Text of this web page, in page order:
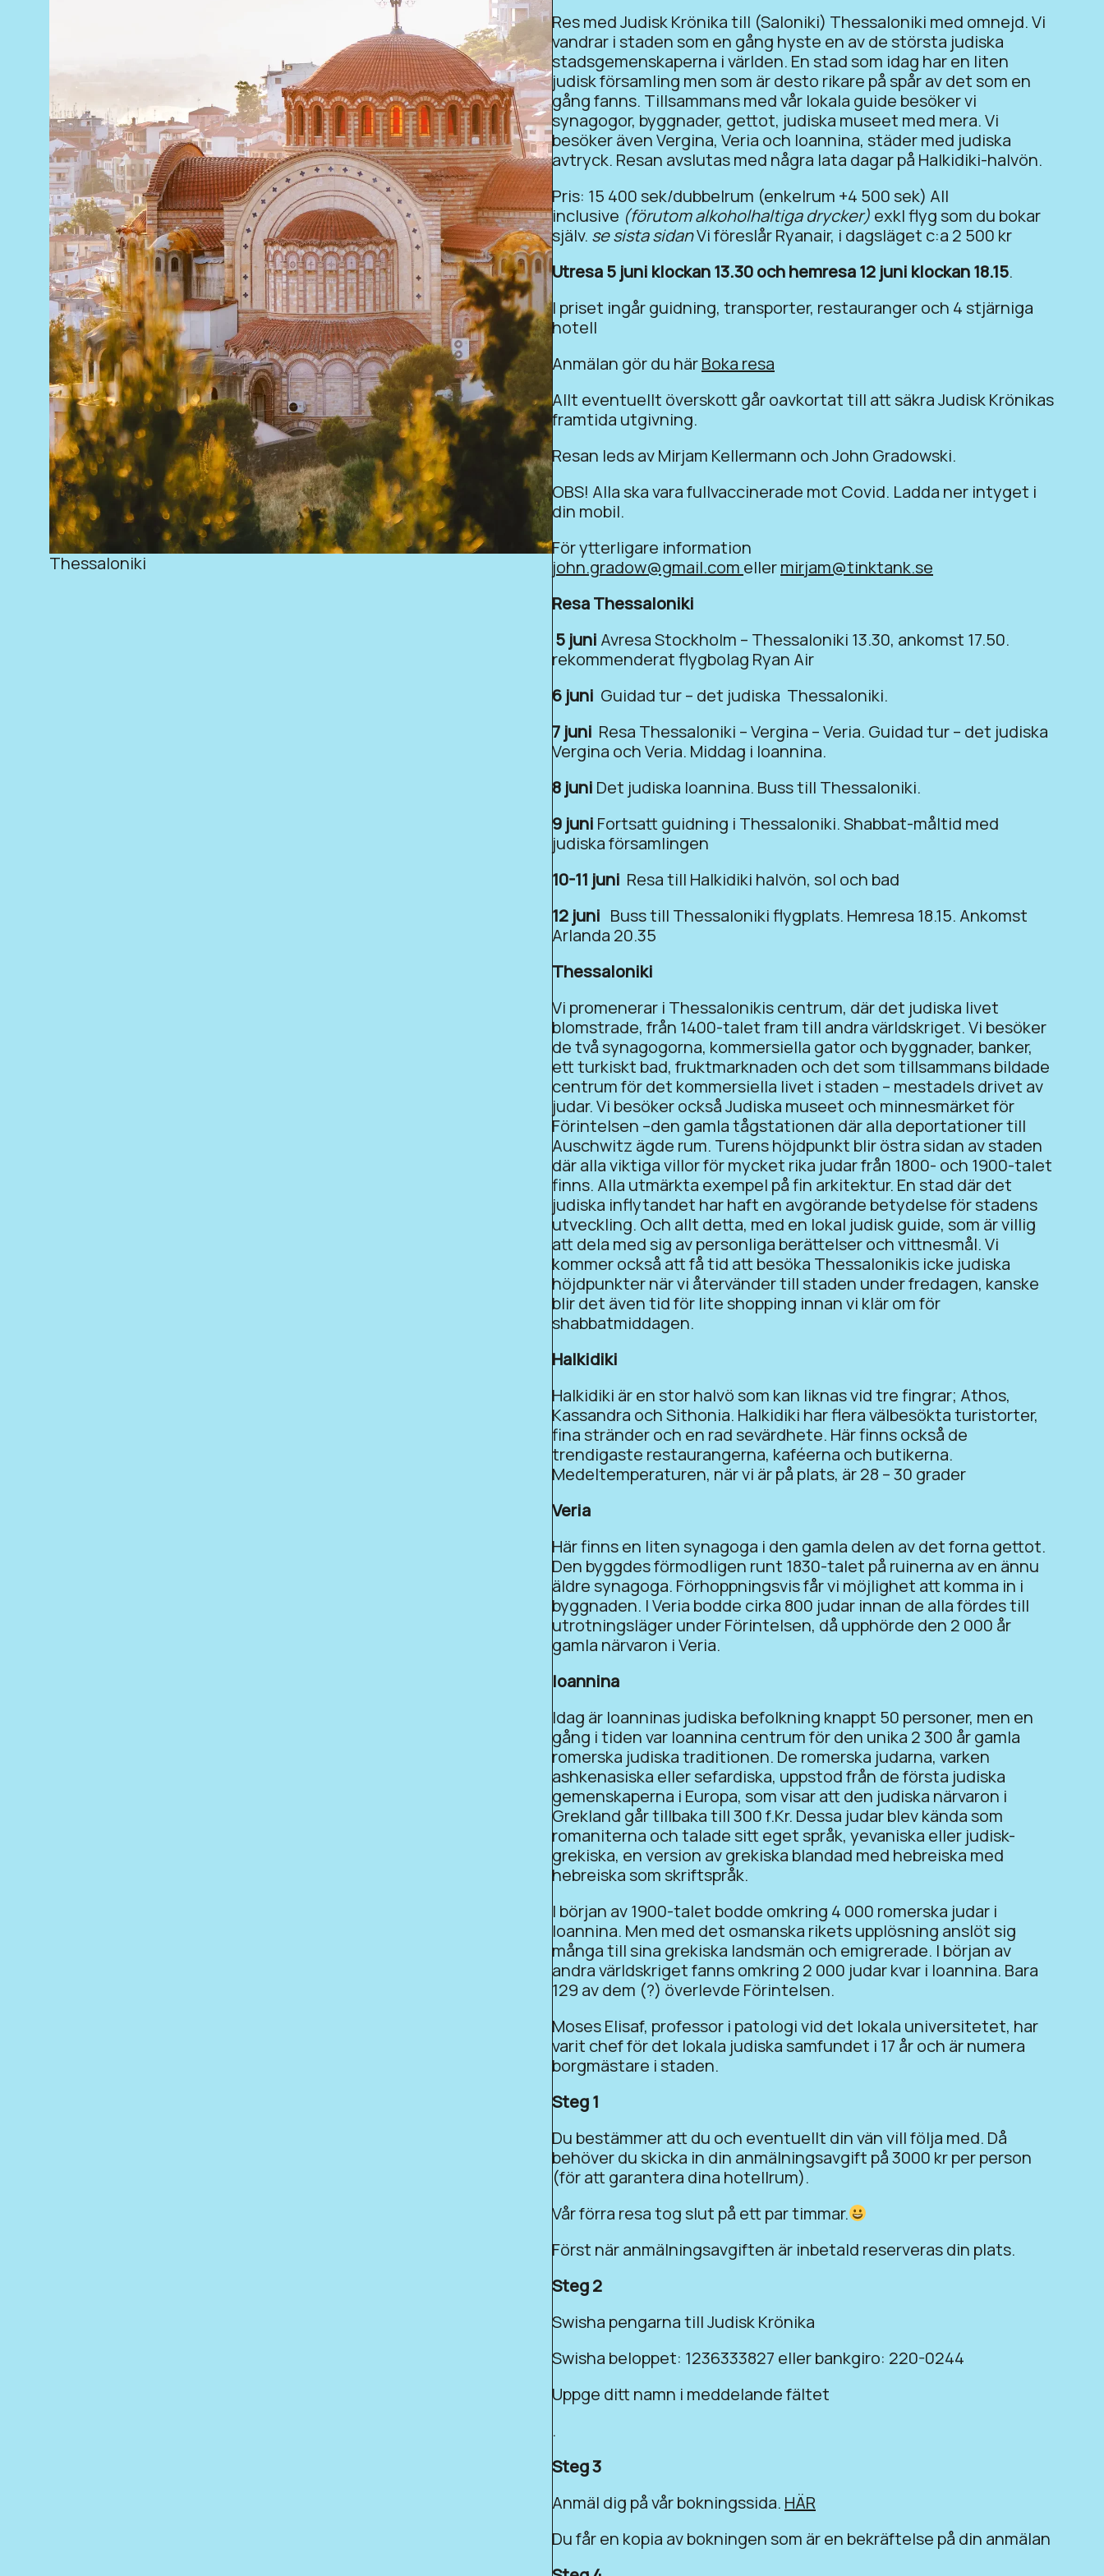
Thessaloniki
Res med Judisk Krönika till (Saloniki) Thessaloniki med omnejd. Vi
vandrar i staden som en gång hyste en av de största judiska
stadsgemenskaperna i världen. En stad som idag har en liten
judisk församling men som är desto rikare på spår av det som en
gång fanns. Tillsammans med vår lokala guide besöker vi
synagogor, byggnader, gettot, judiska museet med mera. Vi
besöker även Vergina, Veria och Ioannina, städer med judiska
avtryck. Resan avslutas med några lata dagar på Halkidiki-halvön.
Pris: 15 400 sek/dubbelrum (enkelrum +4 500 sek) All
inclusive (förutom alkoholhaltiga drycker) exkl flyg som du bokar
själv. se sista sidanVi föreslår Ryanair, i dagsläget c:a 2 500 kr
Utresa 5 juni klockan 13.30 och hemresa 12 juni klockan 18.15.
I priset ingår guidning, transporter, restauranger och 4 stjärniga
hotell
Anmälan gör du härBoka resa
Allt eventuellt överskott går oavkortat till att säkra Judisk Krönikas
framtida utgivning.
Resan leds av Mirjam Kellermann och John Gradowski.
OBS! Alla ska vara fullvaccinerade mot Covid. Ladda ner intyget i
din mobil.
För ytterligare information
john.gradow@gmail.com ellermirjam@tinktank.se
Resa Thessaloniki
5 juni Avresa Stockholm – Thessaloniki 13.30, ankomst 17.50.
rekommenderat flygbolag Ryan Air
6 juni Guidad tur – det judiska Thessaloniki.
7 juni Resa Thessaloniki – Vergina – Veria. Guidad tur – det judiska
Vergina och Veria. Middag i Ioannina.
8 juni Det judiska Ioannina. Buss till Thessaloniki.
9 juni Fortsatt guidning i Thessaloniki. Shabbat-måltid med
judiska församlingen
10-11 juni Resa till Halkidiki halvön, sol och bad
12 juni Buss till Thessaloniki flygplats. Hemresa 18.15. Ankomst
Arlanda 20.35
Thessaloniki
Vi promenerar i Thessalonikis centrum, där det judiska livet
blomstrade, från 1400-talet fram till andra världskriget. Vi besöker
de två synagogorna, kommersiella gator och byggnader, banker,
ett turkiskt bad, fruktmarknaden och det som tillsammans bildade
centrum för det kommersiella livet i staden – mestadels drivet av
judar. Vi besöker också Judiska museet och minnesmärket för
Förintelsen –den gamla tågstationen där alla deportationer till
Auschwitz ägde rum. Turens höjdpunkt blir östra sidan av staden
där alla viktiga villor för mycket rika judar från 1800- och 1900-talet
finns. Alla utmärkta exempel på fin arkitektur. En stad där det
judiska inflytandet har haft en avgörande betydelse för stadens
utveckling. Och allt detta, med en lokal judisk guide, som är villig
att dela med sig av personliga berättelser och vittnesmål. Vi
kommer också att få tid att besöka Thessalonikis icke judiska
höjdpunkter när vi återvänder till staden under fredagen, kanske
blir det även tid för lite shopping innan vi klär om för
shabbatmiddagen.
Halkidiki
Halkidiki är en stor halvö som kan liknas vid tre fingrar; Athos,
Kassandra och Sithonia. Halkidiki har flera välbesökta turistorter,
fina stränder och en rad sevärdhete. Här finns också de
trendigaste restaurangerna, kaféerna och butikerna.
Medeltemperaturen, när vi är på plats, är 28 – 30 grader
Veria
Här finns en liten synagoga i den gamla delen av det forna gettot.
Den byggdes förmodligen runt 1830-talet på ruinerna av en ännu
äldre synagoga. Förhoppningsvis får vi möjlighet att komma in i
byggnaden. I Veria bodde cirka 800 judar innan de alla fördes till
utrotningsläger under Förintelsen, då upphörde den 2 000 år
gamla närvaron i Veria.
Ioannina
Idag är Ioanninas judiska befolkning knappt 50 personer, men en
gång i tiden var Ioannina centrum för den unika 2 300 år gamla
romerska judiska traditionen. De romerska judarna, varken
ashkenasiska eller sefardiska, uppstod från de första judiska
gemenskaperna i Europa, som visar att den judiska närvaron i
Grekland går tillbaka till 300 f.Kr. Dessa judar blev kända som
romaniterna och talade sitt eget språk, yevaniska eller judisk-
grekiska, en version av grekiska blandad med hebreiska med
hebreiska som skriftspråk.
I början av 1900-talet bodde omkring 4 000 romerska judar i
Ioannina. Men med det osmanska rikets upplösning anslöt sig
många till sina grekiska landsmän och emigrerade. I början av
andra världskriget fanns omkring 2 000 judar kvar i Ioannina. Bara
129 av dem (?) överlevde Förintelsen.
Moses Elisaf, professor i patologi vid det lokala universitetet, har
varit chef för det lokala judiska samfundet i 17 år och är numera
borgmästare i staden.
Steg 1
Du bestämmer att du och eventuellt din vän vill följa med. Då
behöver du skicka in din anmälningsavgift på 3000 kr per person
(för att garantera dina hotellrum).
Vår förra resa tog slut på ett par timmar.
Först när anmälningsavgiften är inbetald reserveras din plats.
Steg 2
Swisha pengarna till Judisk Krönika
Swisha beloppet: 1236333827 eller bankgiro: 220-0244
Uppge ditt namn i meddelande fältet
.
Steg 3
Anmäl dig på vår bokningssida. HÄR
Du får en kopia av bokningen som är en bekräftelse på din anmälan